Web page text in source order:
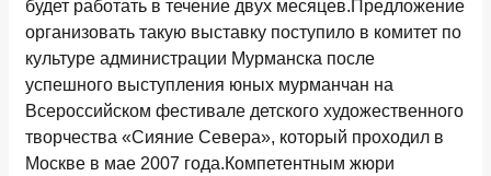
будет работать в течение двух месяцев.Предложение
организовать такую выставку поступило в комитет по
культуре администрации Мурманска после
успешного выступления юных мурманчан на
Всероссийском фестивале детского художественного
творчества «Сияние Севера», который проходил в
Москве в мае 2007 года.Компетентным жюри